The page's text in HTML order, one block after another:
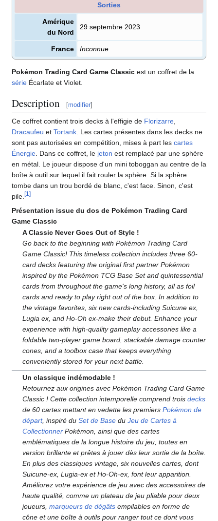
Sorties
Amérique
du Nord
29 septembre 2023
France Inconnue
Pokémon Trading Card Game Classic est un coffret de la
série Écarlate et Violet.
Description [modifier]
Ce coffret contient trois decks à l'effigie de Florizarre
Dracaufeu et Tortank . Les cartes présentes dans les decks ne
sont pas autorisées en compétition, mises à part les cartes
Énergie . Dans ce coffret, le jeton est remplacé par une sphère
en métal. Le joueur dispose d'un mini toboggan au centre de la
boîte à outil sur lequel il fait rouler la sphère. Si la sphère
tombe dans un trou bordé de blanc, c'est face. Sinon, c'est
pile. [1 ]
Présentation issue du dos de Pokémon Trading Card
Game Classic
A Classic Never Goes Out of Style !
Go back to the beginning with Pokémon Trading Card
Game Classic! This timeless collection includes three 60-
card decks featuring the original first partner Pokémon
inspired by the Pokémon TCG Base Set and quintessential
cards from throughout the game's long history, all as foil
cards and ready to play right out of the box. In addition to
the vintage favorites, six new cards-including Suicune ex,
Lugia ex, and Ho-Oh ex-make their debut. Enhance your
experience with high-quality gameplay accessories like a
foldable two-player game board, stackable damage counter
cones, and a toolbox case that keeps everything
conveniently stored for your next battle.
Un classique indémodable !
Retournez aux origines avec Pokémon Trading Card Game
Classic ! Cette collection intemporelle comprend troisdecks
de 60 cartes mettant en vedette les premiersPokémon de
départ, inspiré duSet de Base duJeu de Cartes à
Collectionner Pokémon, ainsi que des cartes
emblématiques de la longue histoire du jeu, toutes en
version brillante et prêtes à jouer dès leur sortie de la boîte.
En plus des classiques vintage, six nouvelles cartes, dont
Suicune-ex, Lugia-ex et Ho-Oh-ex, font leur apparition.
Améliorez votre expérience de jeu avec des accessoires de
haute qualité, comme un plateau de jeu pliable pour deux
joueurs,marqueurs de dégâts empilables en forme de
cône et une boîte à outils pour ranger tout ce dont vous